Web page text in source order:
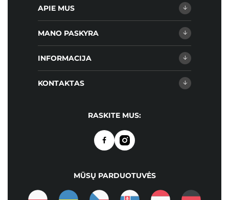
APIE MUS
MANO PASKYRA
INFORMACIJA
KONTAKTAS
RASKITE MUS:
MŪSŲ PARDUOTUVĖS